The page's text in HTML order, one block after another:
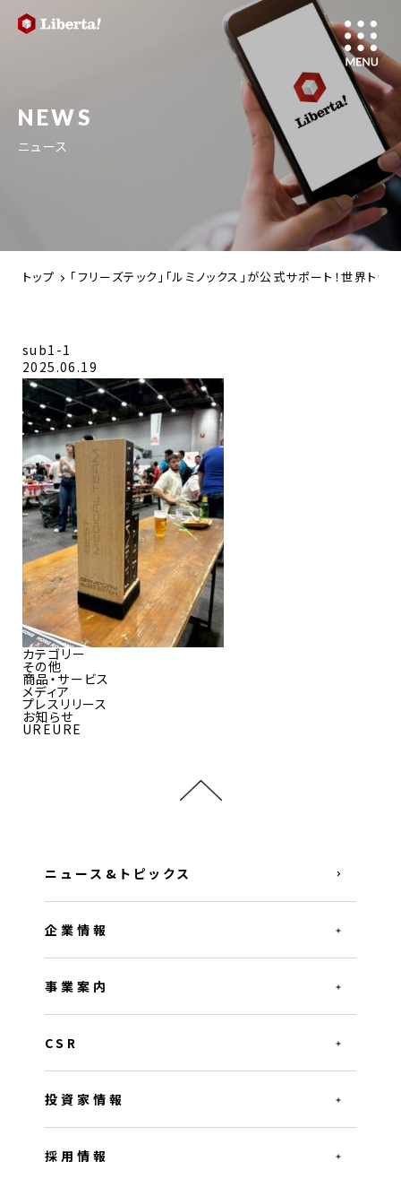
NEWS
ニュース
トップ 「フリーズテック」「ルミノックス」が公式サポート！世界
sub1-1
2025.06.19
カテゴリー
その他
商品・サービス
メディア
プレスリリース
お知らせ
UREURE
ニュース&トピックス
企業情報
事業案内
CSR
投資家情報
採用情報